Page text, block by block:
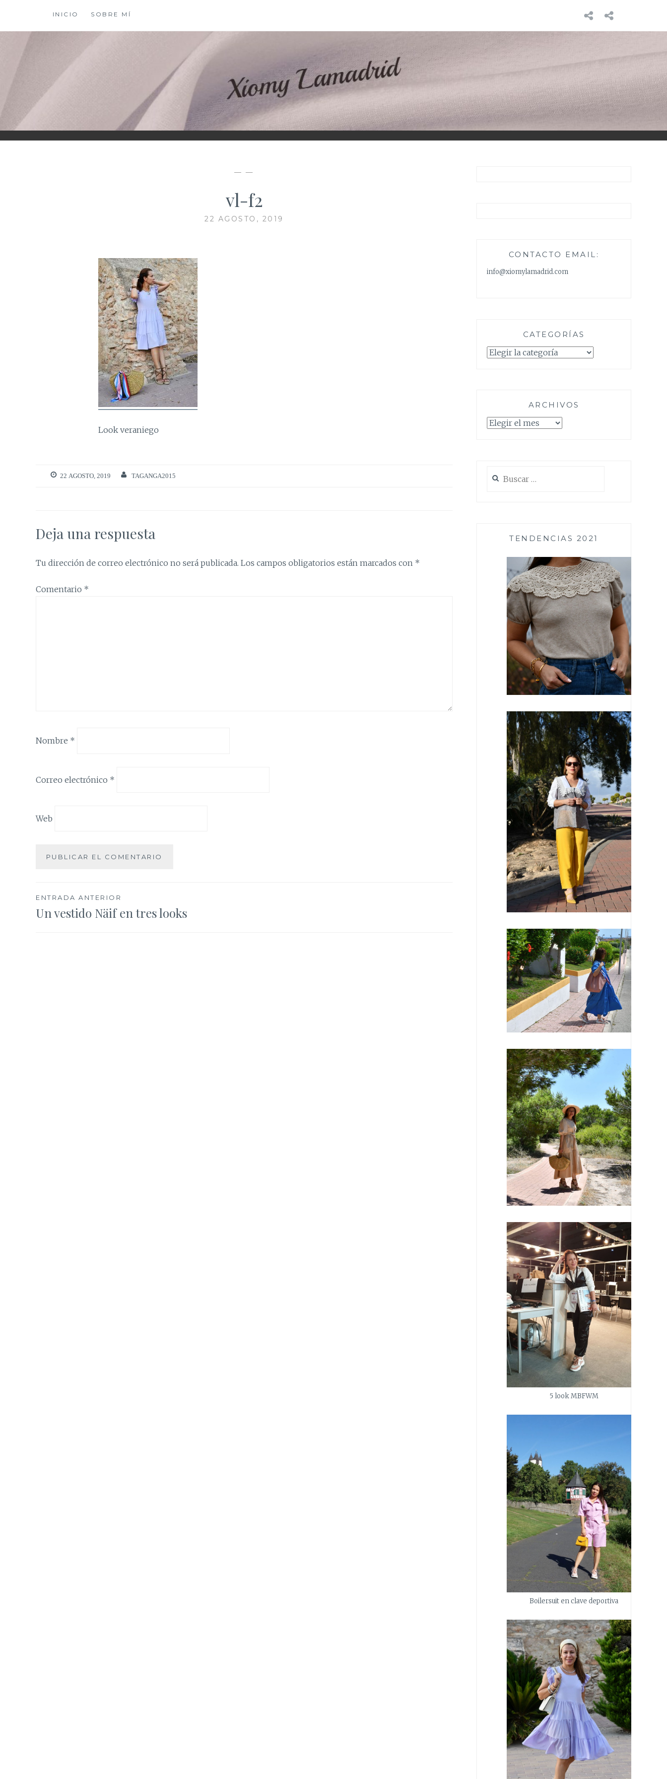
contenido
INICIO SOBRE MÍ INICIO
XIOMY LAMADRID
— —
vl-f2
22 AGOSTO, 2019
Look veraniego
22 AGOSTO, 2019 TAGANGA2015
Deja una respuesta
Tu dirección de correo electrónico no será publicada. Los campos obligatorios están marcados con *
Comentario *
Nombre *
Correo electrónico *
Web
Navegación
ENTRADA ANTERIOR
Un vestido Näif en tres looks
CONTACTO EMAIL:
info@xiomylamadrid.com
CATEGORÍAS
Categorías
ARCHIVOS
Archivos
TENDENCIAS 2021
5 look MBFWM
Boilersuit en clave deportiva